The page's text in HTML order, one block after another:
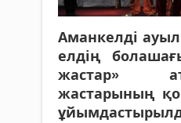
Аманкелді
елдің
жастар»
жастарының